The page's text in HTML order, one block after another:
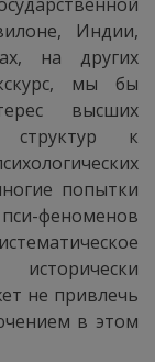
Индии,
на других
мы бы
высших
структур к
попытки
феноменов
не привлечь
в этом